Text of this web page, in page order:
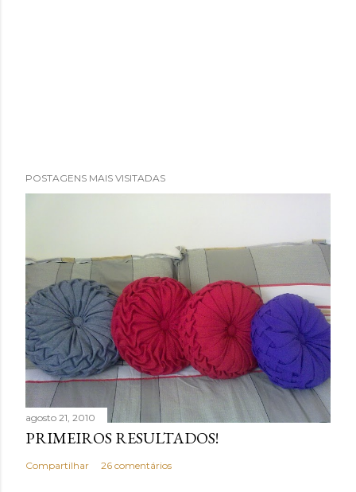
POSTAGENS MAIS VISITADAS
agosto 21, 2010
PRIMEIROS RESULTADOS!
Compartilhar 26 comentários